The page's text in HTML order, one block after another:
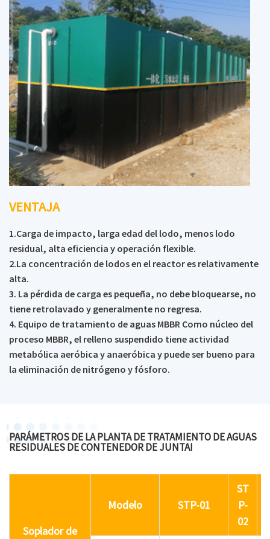
microorganismos para 10 ~ 20 veces, hacer que los
microorganismos en la degradación de la materia
orgánica en las aguas residuales tasa aumentó 100 veces
mayor que la de los métodos tradicionales, a fin de
mejorar en gran medida la velocidad de procesamiento y
el efecto de procesamiento y evita eficazmente la
pérdida de biomasa, Después del tratamiento
bioquímico, el exceso de EScherichia coli en el agua debe
ser asesinado por equipos de desinfección.
VENTAJA
1.Carga de impacto, larga edad del lodo, menos lodo
residual, alta eficiencia y operación flexible.
2.La concentración de lodos en el reactor es relativamente
alta.
3. La pérdida de carga es pequeña, no debe bloquearse, no
tiene retrolavado y generalmente no regresa.
4. Equipo de tratamiento de aguas MBBR Como núcleo del
proceso MBBR, el relleno suspendido tiene actividad
metabólica aeróbica y anaeróbica y puede ser bueno para
la eliminación de nitrógeno y fósforo.
PARÁMETROS DE LA PLANTA DE TRATAMIENTO DE AGUAS
RESIDUALES DE CONTENEDOR DE JUNTAI
Soplador de
Modelo STP-01
ST
P-
02